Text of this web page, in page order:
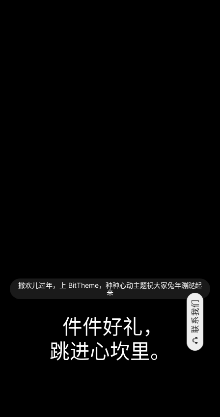
联系我们
撒欢儿过年，上 BitTheme，种种心动主题祝大家兔年蹦跶起
来
件件好礼，
跳⁠进⁠心⁠坎⁠里。